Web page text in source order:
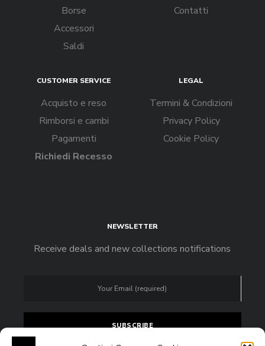
Borse
Accessori
Saldi
Contatti
CUSTOMER SERVICE
Acquisto e reso
Rimborsi e cambi
Pagamenti
Richiedi Recesso
LEGAL
Termini & Condizioni
Privacy Policy
Cookie Policy
NEWSLETTER
Receive deals and new collections notifications